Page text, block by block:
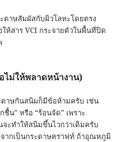
ดาษสัมผัสกับผิวโลหะโดยตรง
ห้สาร VCI กระจายตัวในพื้นที่ปิด
ไม่ให้พลาดหน้างาน)
าษกันสนิมก็มีข้อห้ามครับ เช่น
น” หรือ “ร้อนจัด” เพราะ
ะทำให้สนิมขึ้นไวกว่าเดิมครับ
จากเป็นกระดาษคราฟท์ ถ้าอุณหภูมิ